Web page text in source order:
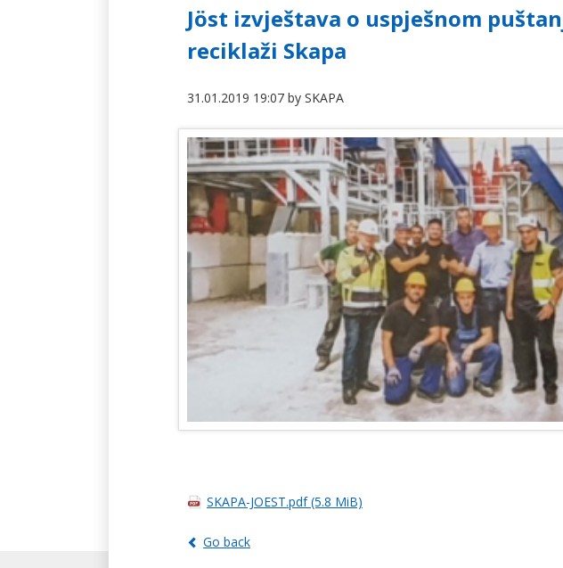
Jöst izvještava o uspješnom
reciklaži Skapa
31.01.2019 19:07 by SKAPA
SKAPA-JOEST.pdf(5.8 MiB)
Go back